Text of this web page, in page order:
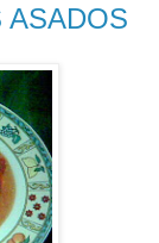
ASADOS